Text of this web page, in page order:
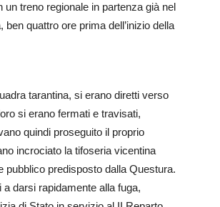
treno regionale in partenza già nel
quattro ore prima dell’inizio della
tarantina, si erano diretti verso
si erano fermati e travisati,
quindi proseguito il proprio
incrociato la tifoseria vicentina
pubblico predisposto dalla Questura.
darsi rapidamente alla fuga,